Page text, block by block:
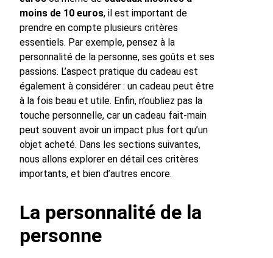
moins de 10 euros, il est important de
prendre en compte plusieurs critères
essentiels. Par exemple, pensez à la
personnalité de la personne, ses goûts et ses
passions. L’aspect pratique du cadeau est
également à considérer : un cadeau peut être
à la fois beau et utile. Enfin, n’oubliez pas la
touche personnelle, car un cadeau fait-main
peut souvent avoir un impact plus fort qu’un
objet acheté. Dans les sections suivantes,
nous allons explorer en détail ces critères
importants, et bien d’autres encore.
La personnalité de la
personne